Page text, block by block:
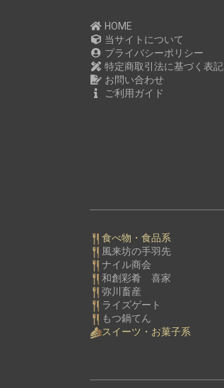
HOME
当サイトについて
プライバシーポリシー
特定商取引法に基づく表記
お問い合わせ
ご利用ガイド
食べ物・食品系
風来坊の手羽先
ナイル商会
和創彩肴 喜家
弥川畜産
ライズゲート
もつ鍋てん
スイーツ・お菓子系